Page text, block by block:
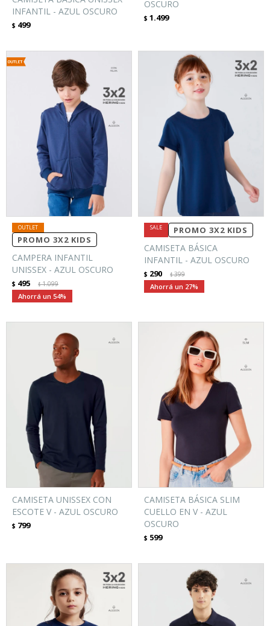
INFANTIL - AZUL OSCURO
$ 499
OSCURO
$ 1.499
PROMO 3X2 KIDS
CAMPERA INFANTIL
UNISSEX - AZUL OSCURO
$ 495 $1.099
54
PROMO 3X2 KIDS
CAMISETA BÁSICA
INFANTIL - AZUL OSCURO
$ 290 $399
27
CAMISETA UNISSEX CON
ESCOTE V - AZUL OSCURO
$ 799
CAMISETA BÁSICA SLIM
CUELLO EN V - AZUL
OSCURO
$ 599